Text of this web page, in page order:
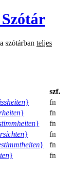
szótárban teljes
szf.
}
fn
}
fn
}
fn
}
fn
}
fn
} fn